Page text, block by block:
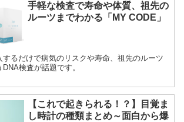
手軽な検査で寿命や体質、祖先の
ルーツまでわかる「MY CODE」
るだけで病気のリスクや寿命、祖先のルーツ
検査が話題です。
【これで起きられる！？】目覚ま
し時計の種類まとめ～面白から爆